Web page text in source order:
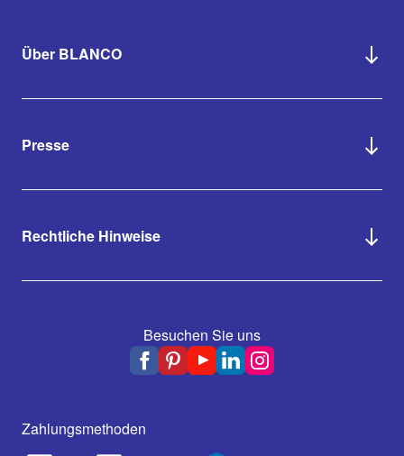
Über BLANCO
Presse
Rechtliche Hinweise
Besuchen Sie uns
Zahlungsmethoden